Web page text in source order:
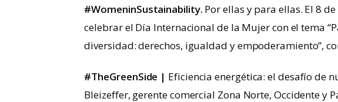
#WomeninSustainability. Por ellas y para ellas. El 8
celebrar el Día Internacional de la Mujer con el tema
diversidad: derechos, igualdad y empoderamiento”,
#TheGreenSide | Eficiencia energética: el desafío de
Bleizeffer, gerente comercial Zona Norte, Occidente y